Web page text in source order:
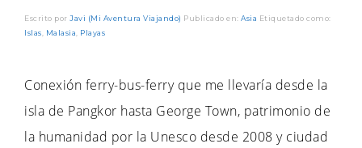
Escrito por Javi (Mi Aventura Viajando) Publicado en: Asia Etiquetado como:
Islas, Malasia, Playas
Conexión ferry-bus-ferry que me llevaría desde la
isla de Pangkor hasta George Town, patrimonio de
la humanidad por la Unesco desde 2008 y ciudad